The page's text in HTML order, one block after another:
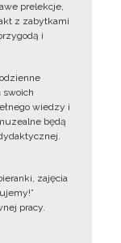
prelekcje,
z zabytkami
i
swoich
wiedzy i
będą
zajęcia
pracy.